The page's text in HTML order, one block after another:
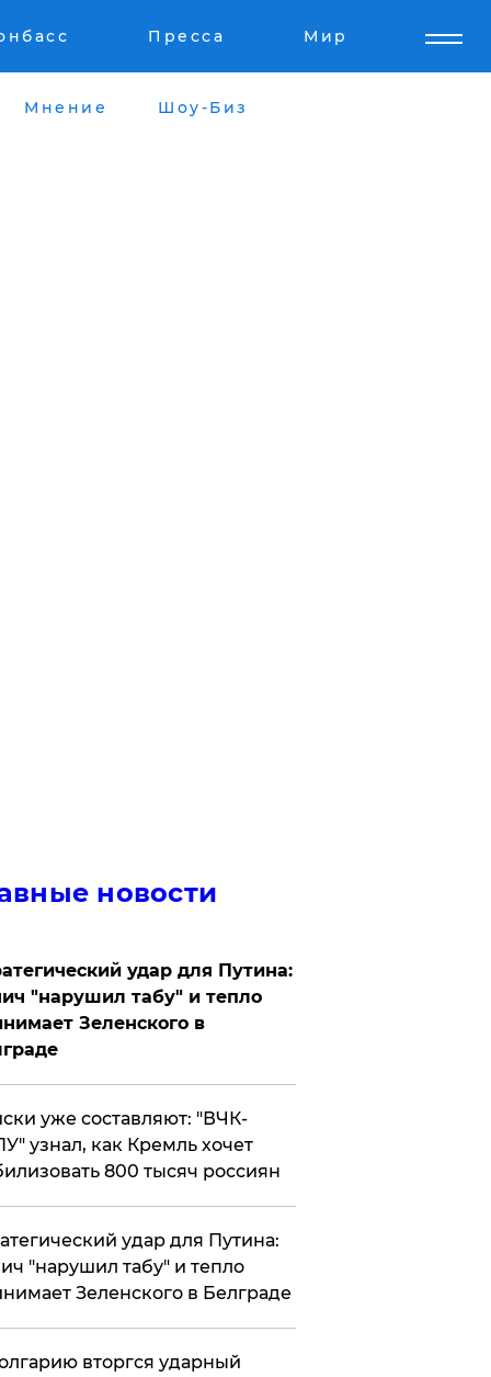
Пресса Мир
Мнение Шоу-Биз
новости
удар для Путина:
"нарушил табу" и тепло
Зеленского в
уже составляют: "ВЧК-
узнал, как Кремль хочет
800 тысяч россиян
удар для Путина:
"нарушил табу" и тепло
Зеленского в Белграде
вторгся ударный